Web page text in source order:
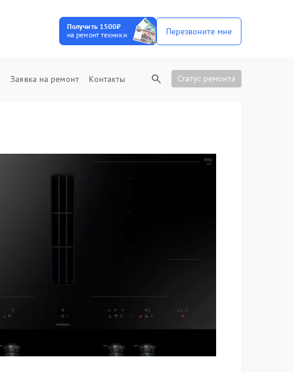
Получить 1500₽
на ремонт техники
Перезвоните мне
Заявка на ремонт Контакты Статус ремонта